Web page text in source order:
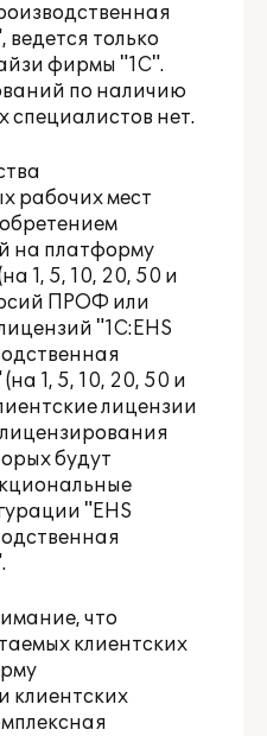
только
фирмы "1С".
по наличию
нет.
рабочих мест
на платформу
1, 5, 10, 20, 50 и
ПРОФ или
"1С:EHS
1, 5, 10, 20, 50 и
лицензии
будут
"EHS
что
клиентских
клиентских